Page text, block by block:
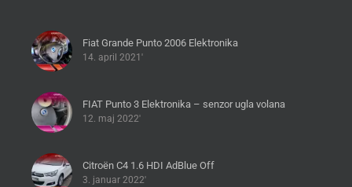
Fiat Grande Punto 2006 Elektronika
14. april 2021'
FIAT Punto 3 Elektronika – senzor ugla volana
12. maj 2022'
Citroën C4 1.6 HDI AdBlue Off
3. januar 2022'